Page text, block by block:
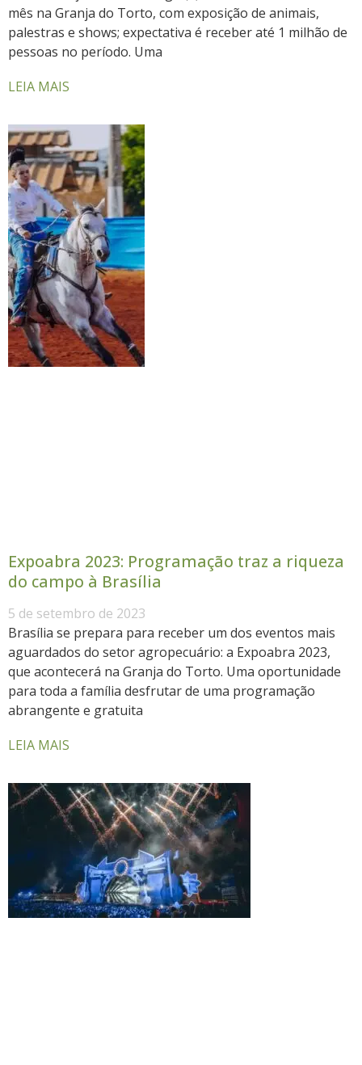
mês na Granja do Torto, com exposição de animais,
palestras e shows; expectativa é receber até 1 milhão de
pessoas no período. Uma
LEIA MAIS
Expoabra 2023: Programação traz a riqueza
do campo à Brasília
5 de setembro de 2023
Brasília se prepara para receber um dos eventos mais
aguardados do setor agropecuário: a Expoabra 2023,
que acontecerá na Granja do Torto. Uma oportunidade
para toda a família desfrutar de uma programação
abrangente e gratuita
LEIA MAIS